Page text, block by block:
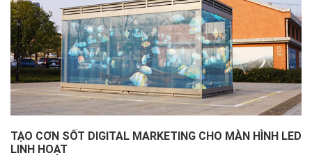
TẠO CƠN SỐT DIGITAL MARKETING CHO MÀN HÌNH LED
LINH HOẠT